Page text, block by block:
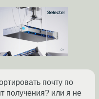
почту по
получения? или я не